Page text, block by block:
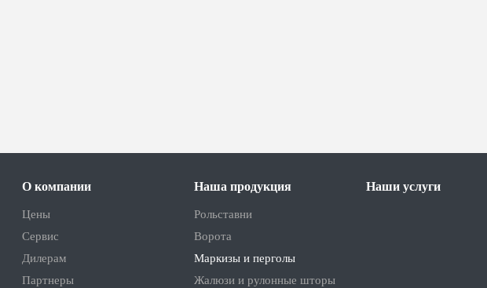
О компании
Цены
Сервис
Дилерам
Партнеры
Наша продукция
Рольставни
Ворота
Маркизы и перголы
Жалюзи и рулонные шторы
Наши услуги